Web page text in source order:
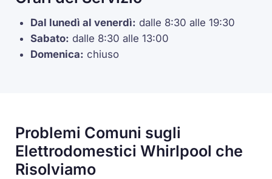
Dal lunedì al venerdì: dalle 8:30 alle 19:30
Sabato: dalle 8:30 alle 13:00
Domenica: chiuso
Problemi Comuni sugli
Elettrodomestici Whirlpool che
Risolviamo